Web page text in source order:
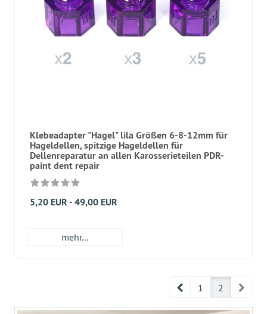
Klebeadapter "Hagel" lila Größen 6-8-12mm für
Hageldellen, spitzige Hageldellen für
Dellenreparatur an allen Karosserieteilen PDR-
paint dent repair
5,20 EUR - 49,00 EUR
mehr...
Prev1 2